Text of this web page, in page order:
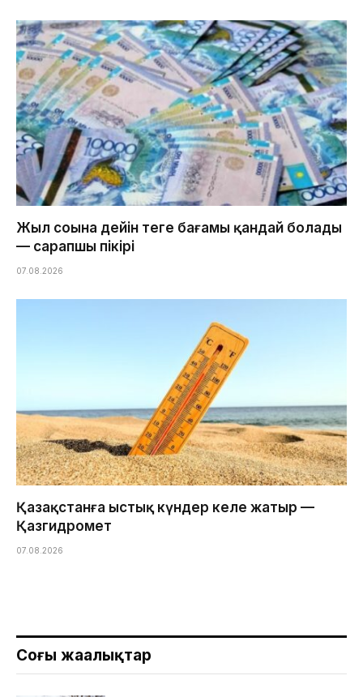
Жыл соңына дейін теңге бағамы қандай болады
— сарапшы пікірі
07.08.2026
Қазақстанға ыстық күндер келе жатыр —
Қазгидромет
07.08.2026
Соңғы жаңалықтар